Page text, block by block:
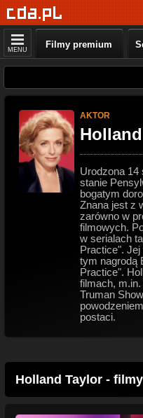
MENU Filmy premium
AKTOR
Urodzona 14
stanie
bogatym
Znana jest z
zarówno w
filmowych.
w serialach
Practice". Jej
tym nagrodą
Practice".
filmach,
Truman
postaci.
Holland Taylor -